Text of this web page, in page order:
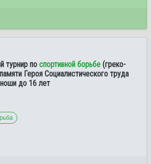
турнир по спортивной борьбе (греко-
Героя Социалистического труда
до 16 лет